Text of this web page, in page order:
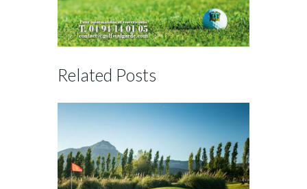
Related Posts